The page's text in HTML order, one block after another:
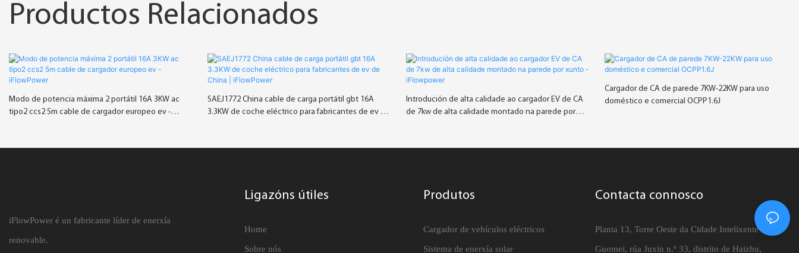
Productos Relacionados
Modo de potencia máxima 2 portátil 16A 3KW ac
tipo2 ccs2 5m cable de cargador europeo ev -
SAEJ1772 China cable de carga portátil gbt 16A
3.3KW de coche eléctrico para fabricantes de ev de
Introdución de alta calidade ao cargador EV de CA
de 7kw de alta calidade montado na parede por
Cargador de CA de parede 7KW-22KW para uso
doméstico e comercial OCPP1.6J
iFlowPower é un fabricante líder de enerxía
renovable.
Ligazóns útiles
Home
Sobre nós
Produtos
Cargador de vehículos eléctricos
Sistema de enerxía solar
Contacta connosco
Planta 13, Torre Oeste da Cidade Intelixente de
Guomei, rúa Juxin n.º 33, distrito de Haizhu,